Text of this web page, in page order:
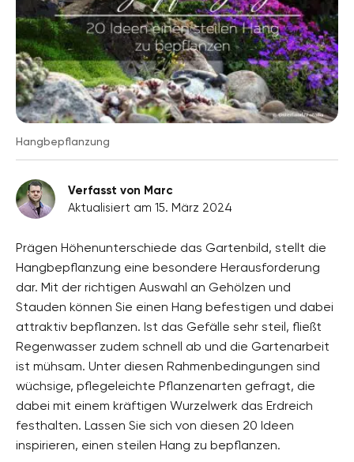
Hangbepflanzung
Verfasst von Marc
Aktualisiert am 15. März 2024
Prägen Höhenunterschiede das Gartenbild, stellt die
Hangbepflanzung eine besondere Herausforderung
dar. Mit der richtigen Auswahl an Gehölzen und
Stauden können Sie einen Hang befestigen und dabei
attraktiv bepflanzen. Ist das Gefälle sehr steil, fließt
Regenwasser zudem schnell ab und die Gartenarbeit
ist mühsam. Unter diesen Rahmenbedingungen sind
wüchsige, pflegeleichte Pflanzenarten gefragt, die
dabei mit einem kräftigen Wurzelwerk das Erdreich
festhalten. Lassen Sie sich von diesen 20 Ideen
inspirieren, einen steilen Hang zu bepflanzen.